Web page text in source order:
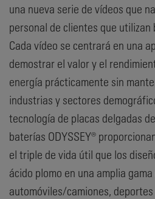
una nueva serie de vídeos que
personal de clientes que utilizan
Cada vídeo se centrará en una
demostrar el valor y el
energía prácticamente sin
industrias y sectores
tecnología de placas delgadas
baterías ODYSSEY®
el triple de vida útil que los
ácido plomo en una amplia
automóviles/camiones,